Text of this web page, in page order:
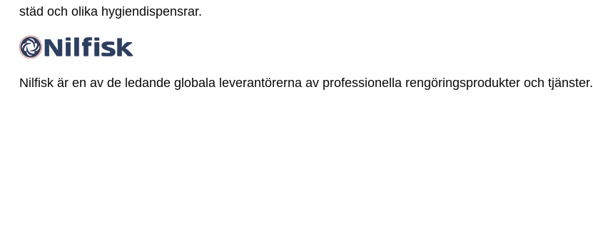
städ och olika hygiendispensrar.
Nilfisk är en av de ledande globala leverantörerna av professionella rengöringsprodukter och tjänster.